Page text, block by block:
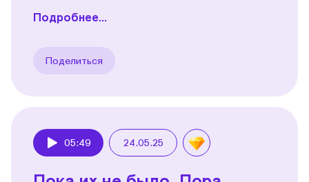
Подробнее...
Поделиться
05:49 24.05.25